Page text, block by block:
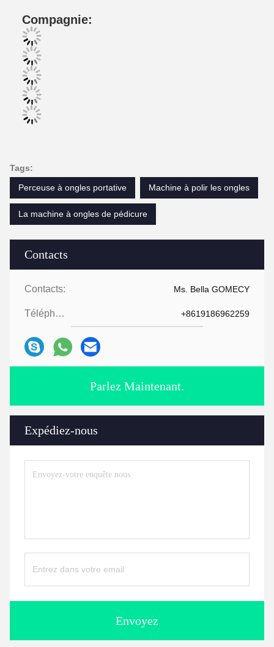
Contacts
Contacts: Ms. Bella GOMECY
Téléphone: +8619186962259
Parlez Maintenant.
Expédiez-nous
Envoyez
Compagnie:
Tags:
Perceuse à ongles portative
Machine à polir les ongles
La machine à ongles de pédicure